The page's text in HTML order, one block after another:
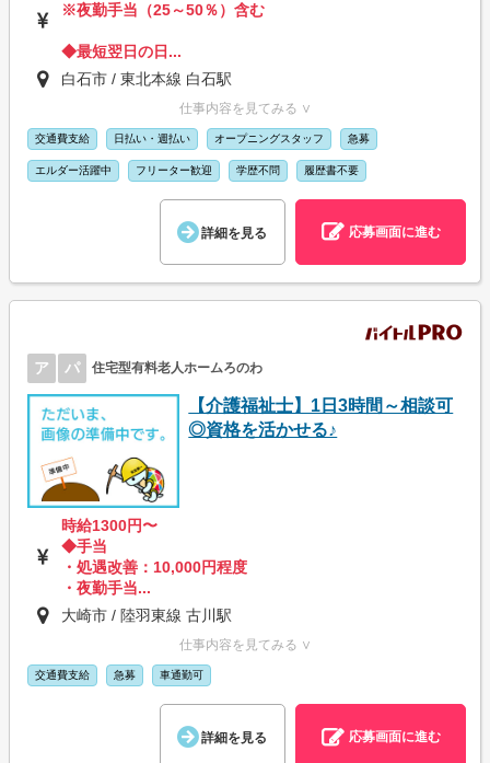
※夜勤手当（25～50％）含む
◆最短翌日の日...
白石市 / 東北本線 白石駅
仕事内容を見てみる ∨
交通費支給 日払い・週払い オープニングスタッフ 急募
エルダー活躍中 フリーター歓迎 学歴不問 履歴書不要
詳細を見る 応募画面に進む
ア パ 住宅型有料老人ホームろのわ
【介護福祉士】1日3時間～相談可
◎資格を活かせる♪
時給1300円〜
◆手当
・処遇改善：10,000円程度
・夜勤手当...
大崎市 / 陸羽東線 古川駅
仕事内容を見てみる ∨
交通費支給 急募 車通勤可
詳細を見る 応募画面に進む